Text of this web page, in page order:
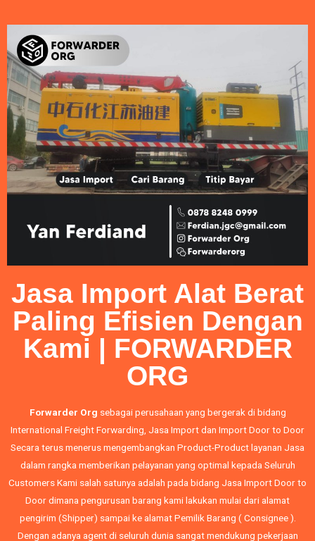
Jasa Import Alat Berat
Paling Efisien Dengan
Kami | FORWARDER
ORG
Forwarder Org sebagai perusahaan yang bergerak di bidang
International Freight Forwarding, Jasa Importdan Import Door to Door
Secara terus menerus mengembangkan Product-Product layanan Jasa
dalam rangka memberikan pelayanan yang optimal kepada Seluruh
Customers Kami salah satunya adalah pada bidang Jasa Import Door to
Door dimana pengurusan barang kami lakukan mulai dari alamat
pengirim (Shipper) sampai ke alamat Pemilik Barang ( Consignee ).
Dengan adanya agent di seluruh dunia sangat mendukung pekerjaan